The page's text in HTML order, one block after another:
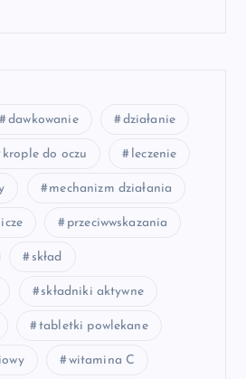
dawkowanie działanie
krople do oczu leczenie
mechanizm działania
przeciwwskazania
skład
składniki aktywne
tabletki powlekane
witamina C